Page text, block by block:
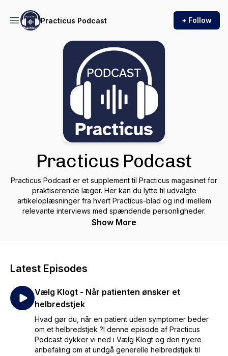
Practicus Podcast + Follow
Practicus Podcast
Practicus Podcast er et supplement til Practicus magasinet for
praktiserende læger. Her kan du lytte til udvalgte
artikeloplæsninger fra hvert Practicus-blad og ind imellem
relevante interviews med spændende personligheder.
Show More
Latest Episodes
Vælg Klogt - Når patienten ønsker et
helbredstjek
Hvad gør du, når en patient uden symptomer beder
om et helbredstjek ?I denne episode af Practicus
Podcast dykker vi ned i Vælg Klogt og den nyere
anbefaling om at undgå generelle helbredstjek til